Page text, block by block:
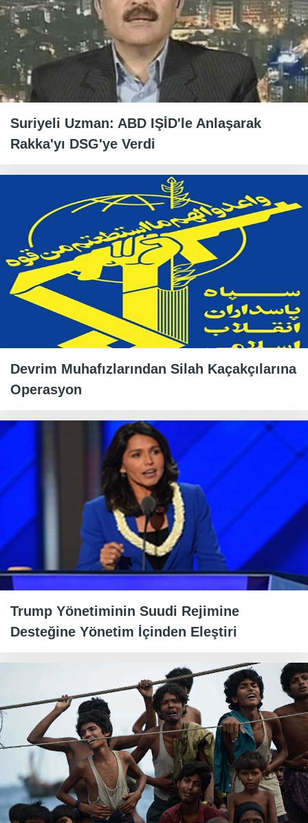
Suriyeli Uzman: ABD IŞİD'le Anlaşarak
Rakka'yı DSG'ye Verdi
Devrim Muhafızlarından Silah Kaçakçılarına
Operasyon
Trump Yönetiminin Suudi Rejimine
Desteğine Yönetim İçinden Eleştiri